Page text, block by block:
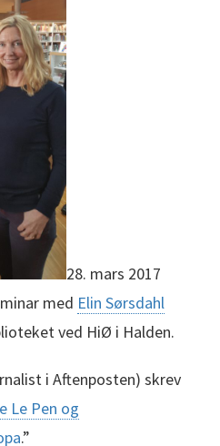
28. mars 2017
med Elin Sørsdahl
ved HiØ i Halden.
i Aftenposten) skrev
Le Pen og
.”